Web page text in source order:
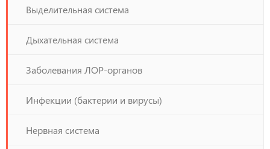
Выделительная система
Дыхательная система
Заболевания ЛОР-органов
Инфекции (бактерии и вирусы)
Нервная система